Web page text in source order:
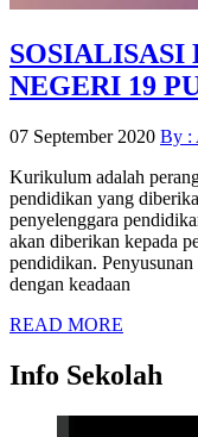
NEGERI 19
07 September 2020 By :
Kurikulum adalah
pendidikan yang
penyelenggara
akan diberikan kepada
pendidikan.
dengan keadaan
READ MORE
Info Sekolah